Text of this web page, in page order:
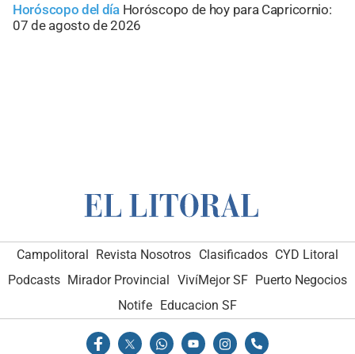
Horóscopo del día Horóscopo de hoy para Capricornio:
07 de agosto de 2026
Campolitoral Revista Nosotros Clasificados CYD Litoral
Podcasts Mirador Provincial VivíMejor SF Puerto Negocios
Notife Educacion SF